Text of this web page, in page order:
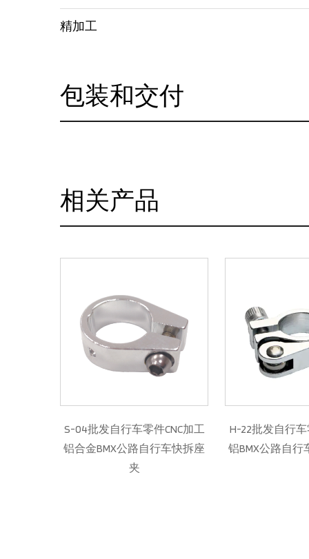
精加工
包装和交付
相关产品
车零件CNC加工
路自行车快拆座
H-22批发自行车零件CNC加工
铝BMX公路自行车快拆座管夹
H-13批
制快拆